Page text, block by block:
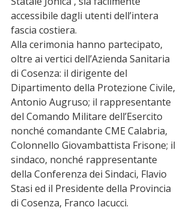
accessibile dagli utenti dell’intera
fascia costiera.
Alla cerimonia hanno partecipato,
oltre ai vertici dell’Azienda Sanitaria
di Cosenza: il dirigente del
Dipartimento della Protezione Civile,
Antonio Augruso; il rappresentante
del Comando Militare dell’Esercito
nonché comandante CME Calabria,
Colonnello Giovambattista Frisone; il
sindaco, nonché rappresentante
della Conferenza dei Sindaci, Flavio
Stasi ed il Presidente della Provincia
di Cosenza, Franco Iacucci.